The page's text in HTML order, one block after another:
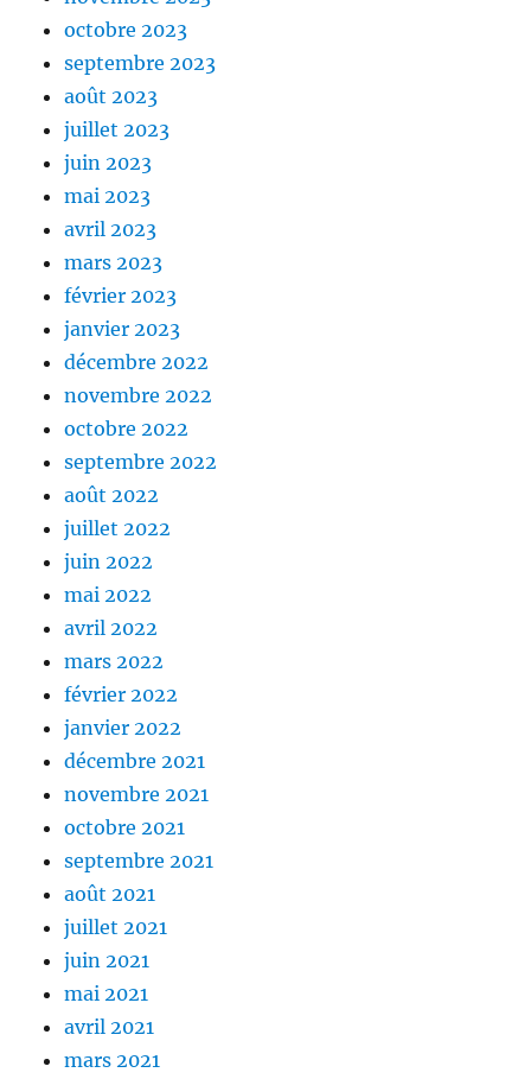
octobre 2023
septembre 2023
août 2023
juillet 2023
juin 2023
mai 2023
avril 2023
mars 2023
février 2023
janvier 2023
décembre 2022
novembre 2022
octobre 2022
septembre 2022
août 2022
juillet 2022
juin 2022
mai 2022
avril 2022
mars 2022
février 2022
janvier 2022
décembre 2021
novembre 2021
octobre 2021
septembre 2021
août 2021
juillet 2021
juin 2021
mai 2021
avril 2021
mars 2021